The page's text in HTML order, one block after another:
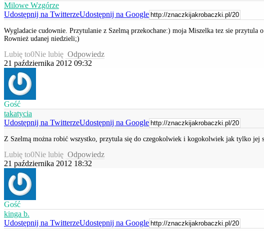
Milowe Wzgórze
Udostępnij na TwitterzeUdostępnij na Google
Wygladacie cudownie. Przytulanie z Szelmą przekochane:) moja Miszelka tez sie
Rownież udanej niedzieli;)
Lubię to0Nie lubię Odpowiedz
21 października 2012 09:32
Gość
takatycia
Udostępnij na TwitterzeUdostępnij na Google
Z Szelmą można robić wszystko, przytula się do czegokolwiek i kogokolwiek jak tylko jej
Lubię to0Nie lubię Odpowiedz
21 października 2012 18:32
Gość
kinga b.
Udostępnij na TwitterzeUdostępnij na Google